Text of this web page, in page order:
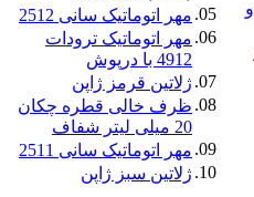
05. مهر اتوماتیک سانی 2512
06. مهر اتوماتیک ترودات
4912 با درپوش
07. ژلاتين قرمز ژاپن
08. ظرف خالی قطره چکان
20 میلی لیتر شفاف
09. مهر اتوماتیک سانی 2511
10. ژلاتين سبز ژاپن